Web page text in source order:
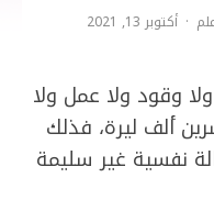
· أكتوبر 13, 2021
وقود ولا عمل ولا
ألف ليرة، فذلك
نفسية غير سليمة